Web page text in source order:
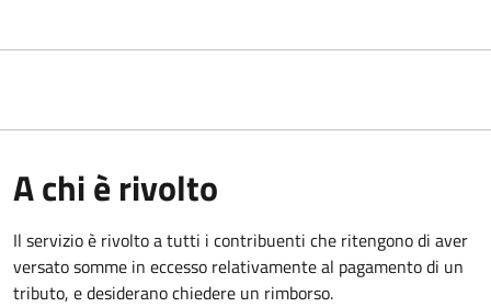
A chi è rivolto
Il servizio è rivolto a tutti i contribuenti che ritengono di aver
versato somme in eccesso relativamente al pagamento di un
tributo, e desiderano chiedere un rimborso.